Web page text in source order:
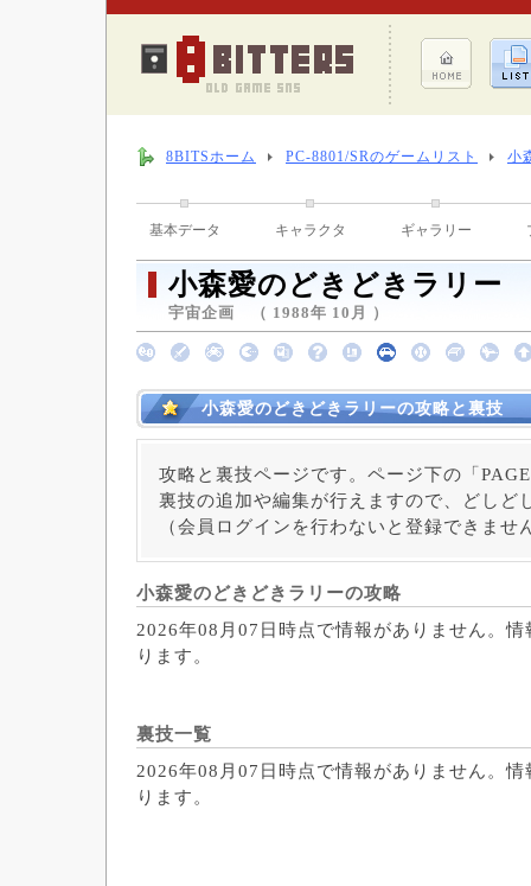
8BITSホーム PC-8801/SRのゲームリスト 小
基本データ キャラクタ ギャラリー
小森愛のどきどきラリー
宇宙企画 （ 1988年 10月 ）
小森愛のどきどきラリーの攻略と裏技
攻略と裏技ページです。ページ下の「
裏技の追加や編集が行えますので、どしど
（会員ログインを行わないと登録できませ
小森愛のどきどきラリーの攻略
2026年08月07日時点で情報がありません。
ります。
裏技一覧
2026年08月07日時点で情報がありません。
ります。